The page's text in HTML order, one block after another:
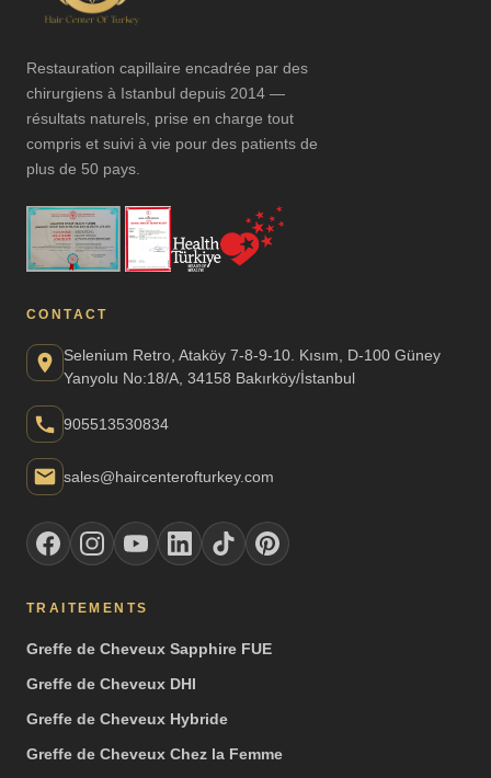
Restauration capillaire encadrée par des
chirurgiens à Istanbul depuis 2014 —
résultats naturels, prise en charge tout
compris et suivi à vie pour des patients de
plus de 50 pays.
CONTACT
Selenium Retro, Ataköy 7-8-9-10. Kısım, D-100 Güney
Yanyolu No:18/A, 34158 Bakırköy/İstanbul
905513530834
sales@haircenterofturkey.com
TRAITEMENTS
Greffe de Cheveux Sapphire FUE
Greffe de Cheveux DHI
Greffe de Cheveux Hybride
Greffe de Cheveux Chez la Femme